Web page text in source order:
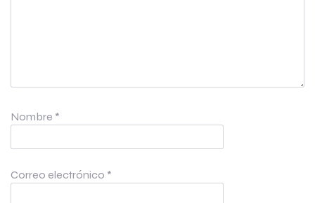
Nombre *
Correo electrónico *